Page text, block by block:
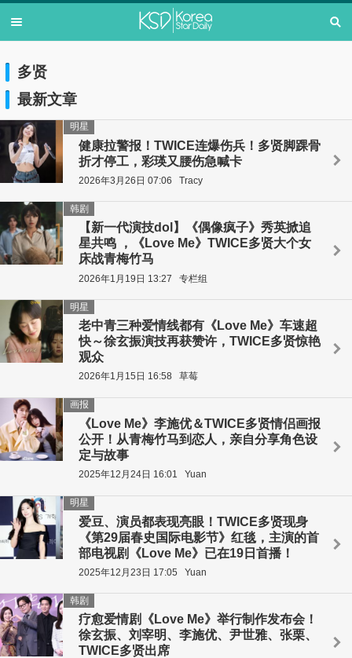
多贤
最新文章
健康拉警报！TWICE连爆伤兵！多贤脚踝骨
折才停工，彩瑛又腰伤急喊卡
明星
2026年3月26日 07:06 Tracy
【新一代演技dol】《偶像疯子》秀英掀追
星共鸣 ，《Love Me》TWICE多贤大个女
床战青梅竹马
韩剧
2026年1月19日 13:27 专栏组
老中青三种爱情线都有《Love Me》车速超
快～徐玄振演技再获赞许，TWICE多贤惊艳
观众
明星
2026年1月15日 16:58 草莓
《Love Me》李施优＆TWICE多贤情侣画报
公开！从青梅竹马到恋人，亲自分享角色设
定与故事
画报
2025年12月24日 16:01 Yuan
爱豆、演员都表现亮眼！TWICE多贤现身
《第29届春史国际电影节》红毯，主演的首
部电视剧《Love Me》已在19日首播！
明星
2025年12月23日 17:05 Yuan
疗愈爱情剧《Love Me》举行制作发布会！
徐玄振、刘宰明、李施优、尹世雅、张栗、
TWICE多贤出席
韩剧